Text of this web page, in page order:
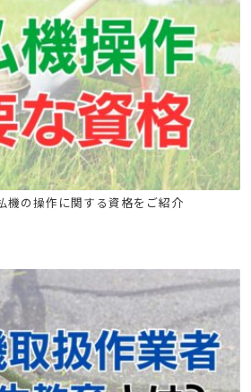
機の操作に関する資格をご紹介